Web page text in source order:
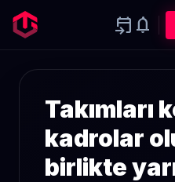
event_upcoming notifications
Takımları
kadrolar
birlikte